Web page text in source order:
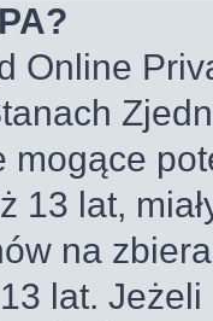
Online
mogące
13 lat,
na
lat.